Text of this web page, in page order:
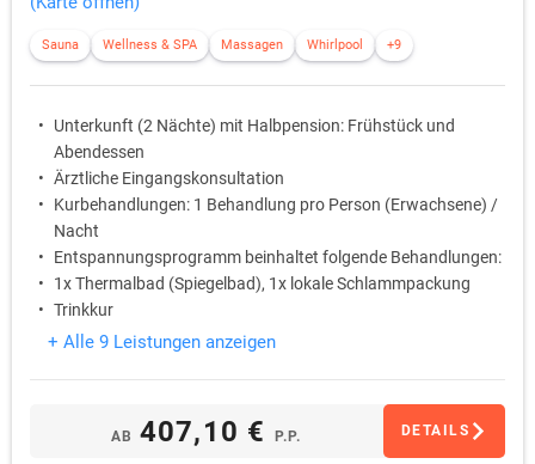
Sauna Wellness & SPA Massagen Whirlpool +9
Unterkunft (2 Nächte) mit Halbpension: Frühstück und
Abendessen
Ärztliche Eingangskonsultation
Kurbehandlungen: 1 Behandlung pro Person (Erwachsene) /
Nacht
Entspannungsprogramm beinhaltet folgende Behandlungen:
1x Thermalbad (Spiegelbad), 1x lokale Schlammpackung
Trinkkur
+ Alle 9 Leistungen anzeigen
AB 407,10 € P.P. DETAILS